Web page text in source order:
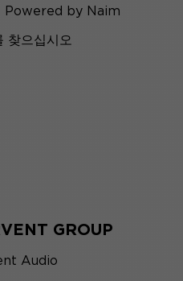
Powered by Naim
찾으십시오
GROUP
Audio